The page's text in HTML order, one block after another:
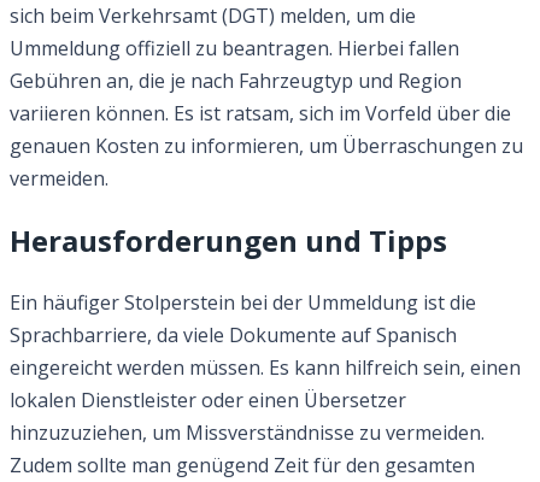
sich beim Verkehrsamt (DGT) melden, um die
Ummeldung offiziell zu beantragen. Hierbei fallen
Gebühren an, die je nach Fahrzeugtyp und Region
variieren können. Es ist ratsam, sich im Vorfeld über die
genauen Kosten zu informieren, um Überraschungen zu
vermeiden.
Herausforderungen und Tipps
Ein häufiger Stolperstein bei der Ummeldung ist die
Sprachbarriere, da viele Dokumente auf Spanisch
eingereicht werden müssen. Es kann hilfreich sein, einen
lokalen Dienstleister oder einen Übersetzer
hinzuzuziehen, um Missverständnisse zu vermeiden.
Zudem sollte man genügend Zeit für den gesamten